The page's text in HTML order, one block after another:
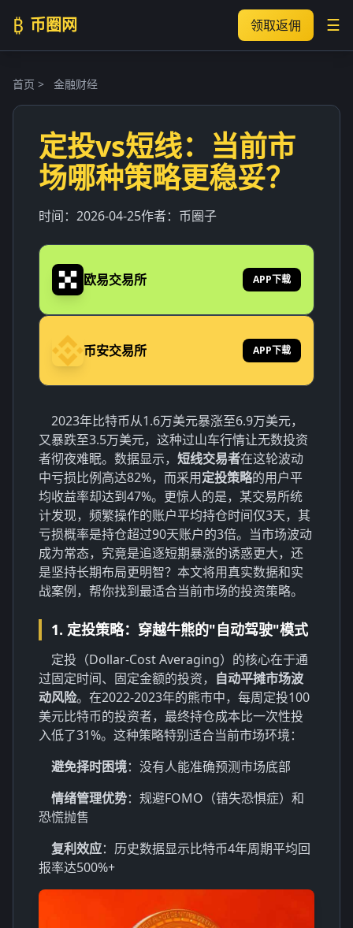
₿ 币圈网 领取返佣 ☰
首页 > 金融财经
定投vs短线：当前市
场哪种策略更稳妥？
时间： 2026-04-25作者： 币圈子
欧易交易所 APP下载
币安交易所 APP下载
2023年比特币从1.6万美元暴涨至6.9万美元，
又暴跌至3.5万美元，这种过山车行情让无数投资
者彻夜难眠。数据显示， 短线交易者在这轮波动
中亏损比例高达82%，而采用定投策略的用户平
均收益率却达到47%。更惊人的是，某交易所统
计发现，频繁操作的账户平均持仓时间仅3天，其
亏损概率是持仓超过90天账户的3倍。当市场波动
成为常态，究竟是追逐短期暴涨的诱惑更大，还
是坚持长期布局更明智？本文将用真实数据和实
战案例，帮你找到最适合当前市场的投资策略。
1. 定投策略：穿越牛熊的"自动驾驶"模式
定投（Dollar-Cost Averaging）的核心在于通
过固定时间、固定金额的投资， 自动平摊市场波
动风险。在2022-2023年的熊市中，每周定投100
美元比特币的投资者，最终持仓成本比一次性投
入低了31%。这种策略特别适合当前市场环境：
避免择时困境：没有人能准确预测市场底部
情绪管理优势：规避FOMO（错失恐惧症）和
恐慌抛售
复利效应：历史数据显示比特币4年周期平均回
报率达500%+